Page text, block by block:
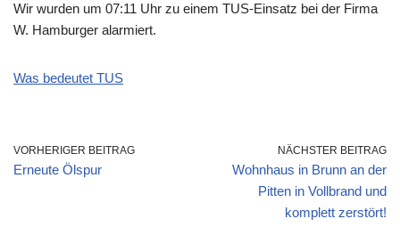
Wir wurden um 07:11 Uhr zu einem TUS-Einsatz bei der Firma
W. Hamburger alarmiert.
Was bedeutet TUS
VORHERIGER BEITRAG
Erneute Ölspur
NÄCHSTER BEITRAG
Wohnhaus in Brunn an der
Pitten in Vollbrand und
komplett zerstört!